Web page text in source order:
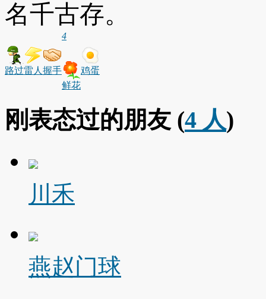
名千古存。
路过雷人 握手
4
鲜花
鸡蛋
刚表态过的朋友 (4 人)
川禾
燕赵门球